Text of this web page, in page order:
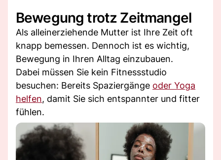
Bewegung trotz Zeitmangel
Als alleinerziehende Mutter ist Ihre Zeit oft
knapp bemessen. Dennoch ist es wichtig,
Bewegung in Ihren Alltag einzubauen.
Dabei müssen Sie kein Fitnessstudio
besuchen: Bereits Spaziergänge oder Yoga
helfen, damit Sie sich entspannter und fitter
fühlen.